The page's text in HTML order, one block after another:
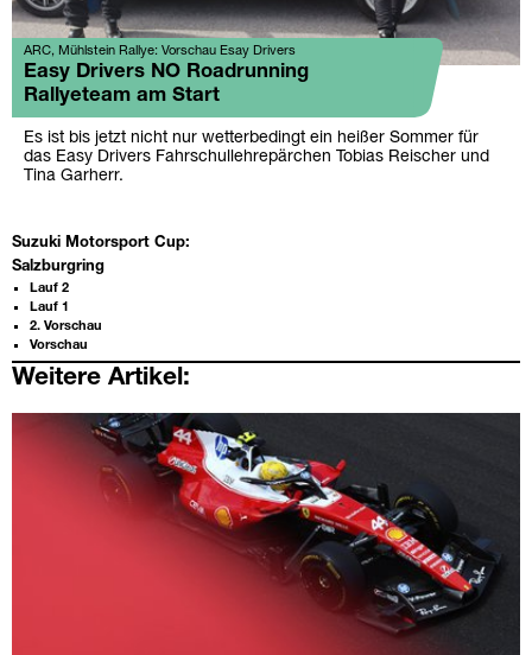
ARC, Mühlstein Rallye: Vorschau Esay Drivers
Easy Drivers NO Roadrunning
Rallyeteam am Start
Es ist bis jetzt nicht nur wetterbedingt ein heißer Sommer für
das Easy Drivers Fahrschullehrepärchen Tobias Reischer und
Tina Garherr.
Suzuki Motorsport Cup:
Salzburgring
Lauf 2
Lauf 1
2. Vorschau
Vorschau
Weitere Artikel: